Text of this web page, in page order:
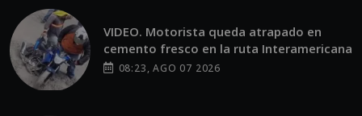
VIDEO. Motorista queda atrapado en
cemento fresco en la ruta Interamericana
08:23, AGO 07 2026